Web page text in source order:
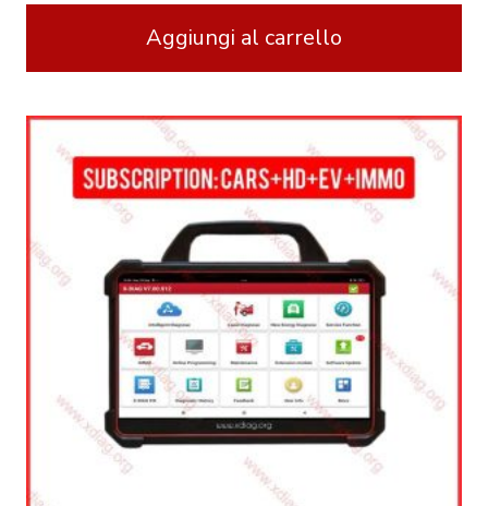
Aggiungi al carrello